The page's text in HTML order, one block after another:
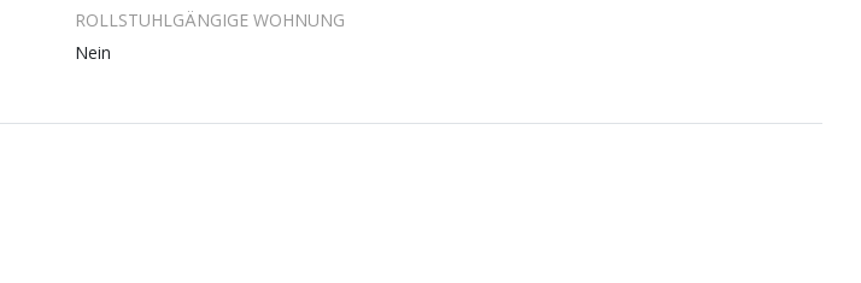
ROLLSTUHLGÄNGIGE WOHNUNG
Nein